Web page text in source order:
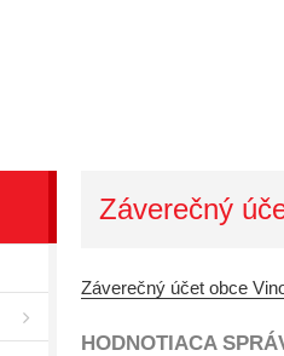
Záverečný
Záverečný účet obce
HODNOTIACA